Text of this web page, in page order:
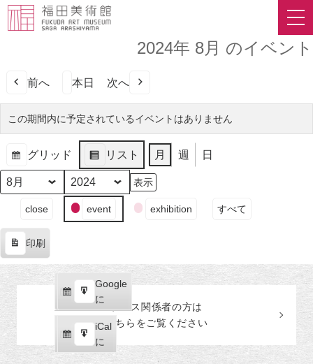
2024年 8月 のイベント
前へ 本日 次へ
この期間内に予定されているイベントはありません
グリッド
表
示
リスト
表
示
月 週 日
月
年
ン
の
カ
テ
ゴ
close event exhibition すべて
印刷
示
Google
で
購
読
iCal
で
購
読
Google
に
エ
ク
ス
ポ
iCal
に
エ
ク
プレス関係者の方は
こちらをご覧ください